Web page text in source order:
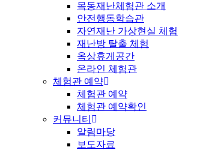
목동재난체험관 소개
안전행동학습관
자연재난 가상현실 체험
재난방 탈출 체험
옥상휴게공간
온라인 체험관
체험관 예약
체험관 예약
체험관 예약확인
커뮤니티
알림마당
보도자료